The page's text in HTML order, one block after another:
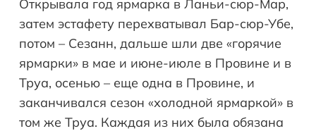
Открывала год ярмарка в Ланьи-сюр-Мар,
затем эстафету перехватывал Бар-сюр-Убе,
потом – Сезанн, дальше шли две «горячие
ярмарки» в мае и июне-июле в Провине и в
Труа, осенью – еще одна в Провине, и
заканчивался сезон «холодной ярмаркой» в
том же Труа. Каждая из них была обязана